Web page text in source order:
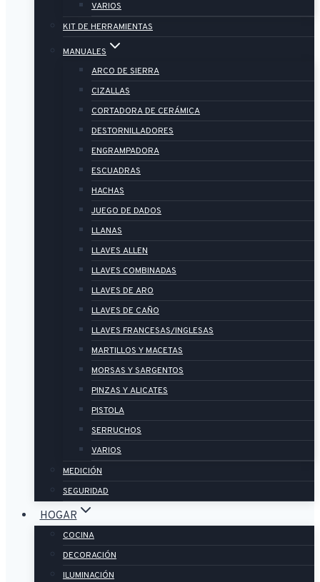
VARIOS
KIT DE HERRAMIENTAS
MANUALES
ARCO DE SIERRA
CIZALLAS
CORTADORA DE CERÁMICA
DESTORNILLADORES
ENGRAMPADORA
ESCUADRAS
HACHAS
JUEGO DE DADOS
LLANAS
LLAVES ALLEN
LLAVES COMBINADAS
LLAVES DE ARO
LLAVES DE CAÑO
LLAVES FRANCESAS/INGLESAS
MARTILLOS Y MACETAS
MORSAS Y SARGENTOS
PINZAS Y ALICATES
PISTOLA
SERRUCHOS
VARIOS
MEDICIÓN
SEGURIDAD
HOGAR
COCINA
DECORACIÓN
ILUMINACIÓN